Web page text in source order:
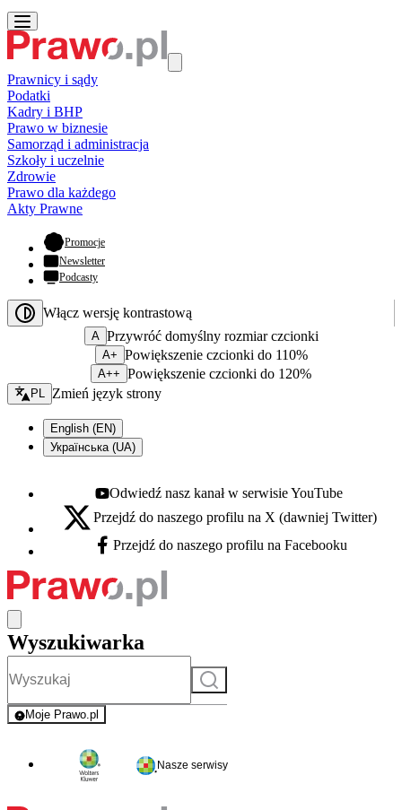
Prawnicy i sądy
Podatki
Kadry i BHP
Prawo w biznesie
Samorząd i administracja
Szkoły i uczelnie
Zdrowie
Prawo dla każdego
Akty Prawne
Promocje- otwiera się w nowej karcie
Newsletter
Podcasty
Włącz wersję kontrastową
A Przywróć domyślny rozmiar czcionki
A+ Powiększenie czcionki do 110%
A++ Powiększenie czcionki do 120%
Zmień język - bieżący:
PL Zmień język strony
English (EN)
Українська (UA)
Youtube - otwiera się w nowej karcie
Odwiedź nasz kanał w serwisie YouTube
X - otwiera się w nowej karcie
Przejdź do naszego profilu na X (dawniej Twitter)
Facebook - otwiera się w nowej karcie
Przejdź do naszego profilu na Facebooku
Wyszukiwarka
Szukaj
Moje Prawo.pl
- rejestracja i logowanie do serwisu
Nasze serwisy